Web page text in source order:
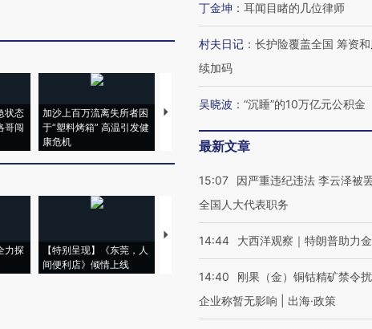
状态
哥闯
加沙上百万流离失所者困
于“塑料烤箱” 高温引发健
康危机
视线｜HYROX的吸金
术：是什么让中产们甘
心“花钱找虐”？
马航飞行员跨国走
粒摇头丸 尿检体
力探
【特别呈现】《东莞，人
间便利店》倾情上线
【推广】走进第四届链博
会，让数智科技“链”接产
【特别呈现】寻找
丁金坤 ： 耳闻目睹的几位律师
村夫日记 ： 长护险覆盖全国 筹资
续加码
吴晓波 ： “沉睡”的10万亿元公积金
最新文章
15:07
因严重违纪违法 李云泽被
全国人大代表职务
14:44 大西洋观察｜特朗普助力
14:40
刚果（金）铜钴精矿禁令
企业称暂无影响 | 出海·政策